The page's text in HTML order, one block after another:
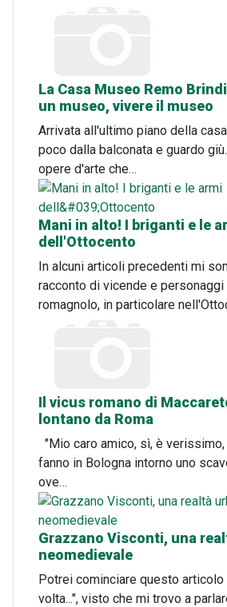
La Casa Museo Remo
un museo, vivere il museo
Arrivata all'ultimo piano della
poco dalla balconata e guardo
opere d'arte che…
Mani in alto! I briganti e le
dell'Ottocento
In alcuni articoli precedenti mi
racconto di vicende e
romagnolo, in particolare
Il vicus romano di
lontano da Roma
"Mio caro amico, sì, è
fanno in Bologna intorno uno
ove…
Grazzano Visconti, una
neomedievale
Potrei cominciare questo articolo
volta...", visto che mi trovo a